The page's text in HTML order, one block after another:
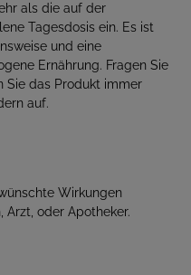
als die auf der
Tagesdosis ein. Es ist
und eine
Ernährung. Fragen Sie
Sie das Produkt immer
auf.
Wirkungen
Arzt, oder Apotheker.